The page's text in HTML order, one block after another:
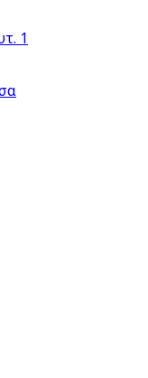
1